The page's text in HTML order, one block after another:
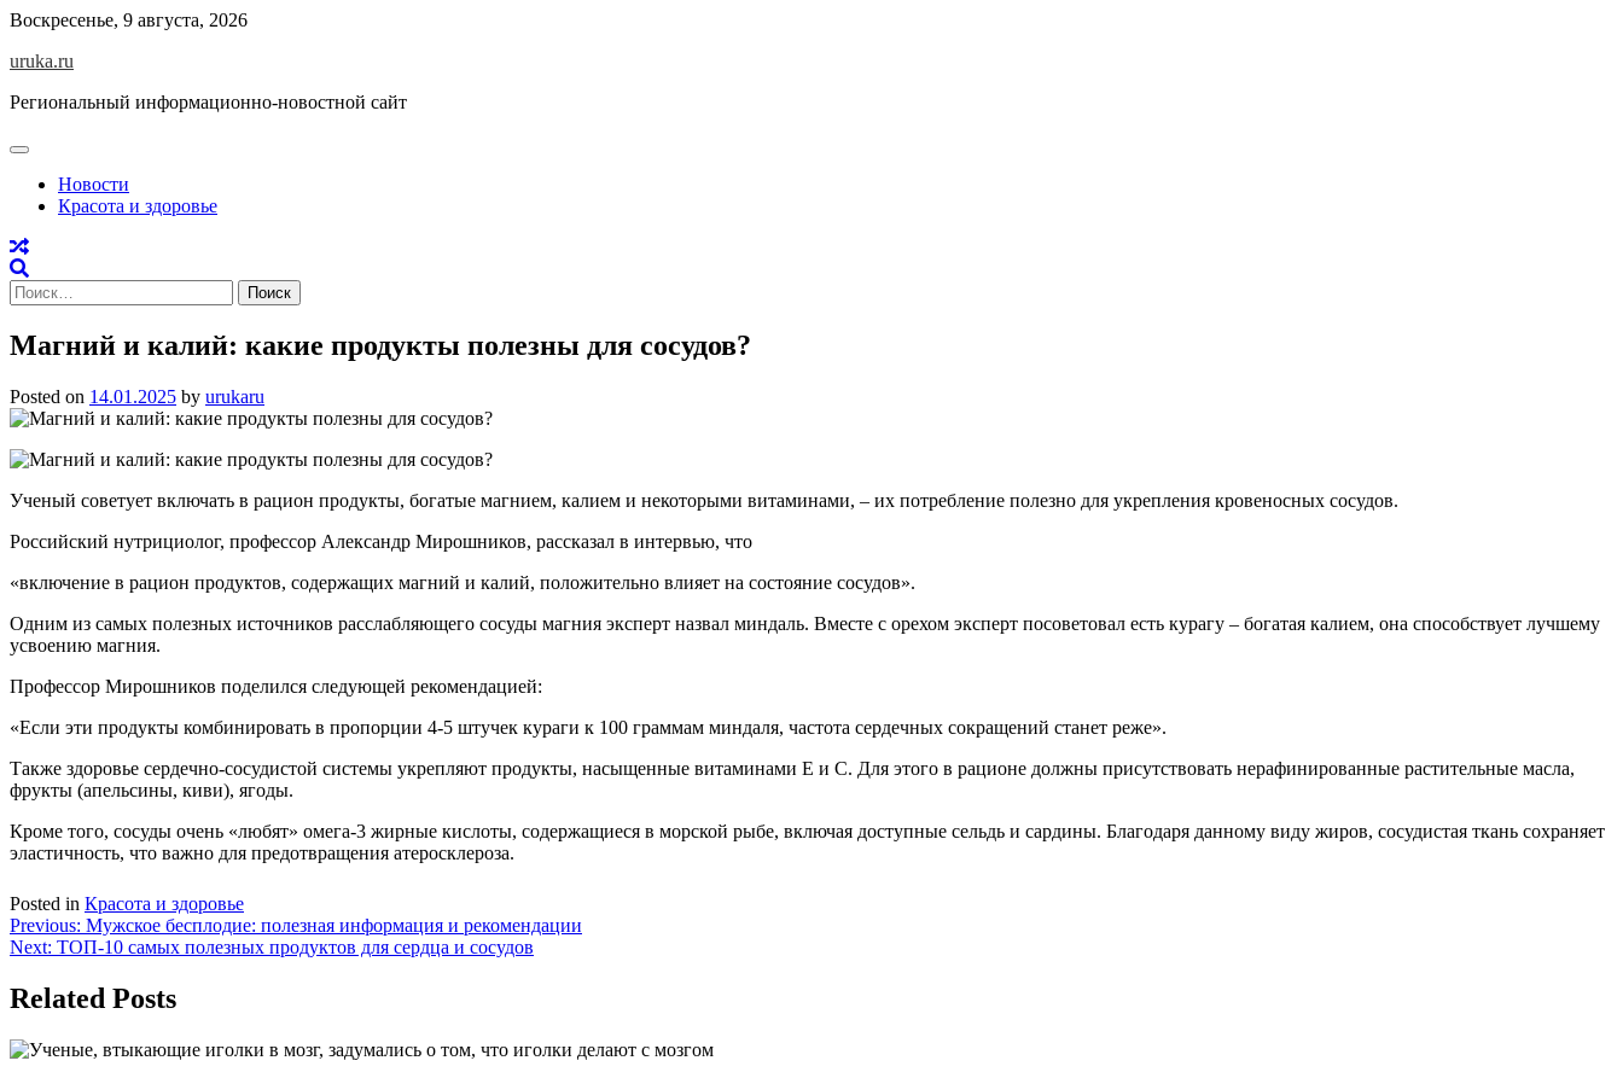
Skip
content
Воскресенье, 9 августа, 2026
uruka.ru
Региональный информационно-новостной сайт
Новости
Красота и здоровье
Найти:
Магний и калий: какие продукты полезны для сосудов?
Posted on 14.01.2025 by urukaru
Ученый советует включать в рацион продукты, богатые магнием, калием и некоторыми витаминами, – их потребление полезно для укрепления кровеносных сосудов.
Российский нутрициолог, профессор Александр Мирошников, рассказал в интервью, что
«включение в рацион продуктов, содержащих магний и калий, положительно влияет на состояние сосудов».
Одним из самых полезных источников расслабляющего сосуды магния эксперт назвал миндаль. Вместе с орехом эксперт посоветовал есть курагу – богатая калием, она способствует лучшему
усвоению магния.
Профессор Мирошников поделился следующей рекомендацией:
«Если эти продукты комбинировать в пропорции 4-5 штучек кураги к 100 граммам миндаля, частота сердечных сокращений станет реже».
Также здоровье сердечно-сосудистой системы укрепляют продукты, насыщенные витаминами Е и С. Для этого в рационе должны присутствовать нерафинированные растительные масла,
фрукты (апельсины, киви), ягоды.
Кроме того, сосуды очень «любят» омега-3 жирные кислоты, содержащиеся в морской рыбе, включая доступные сельдь и сардины. Благодаря данному виду жиров, сосудистая ткань сохраняет
эластичность, что важно для предотвращения атеросклероза.
Posted in Красота и здоровье
Навигация
по
записям
Previous: Мужское бесплодие: полезная информация и рекомендации
Next: ТОП-10 самых полезных продуктов для сердца и сосудов
Related Posts